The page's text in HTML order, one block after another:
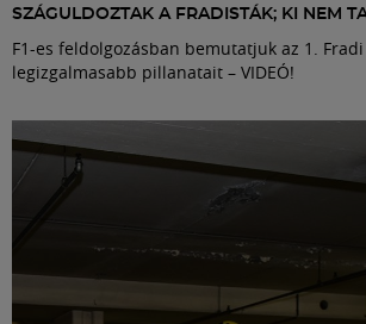
SZÁGULDOZTAK A FRADISTÁK; KI NEM
F1-es feldolgozásban bemutatjuk az 1.
legizgalmasabb pillanatait – VIDEÓ!